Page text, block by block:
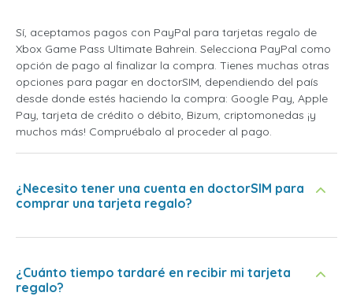
Sí, aceptamos pagos con PayPal para tarjetas regalo de
Xbox Game Pass Ultimate Bahrein. Selecciona PayPal como
opción de pago al finalizar la compra. Tienes muchas otras
opciones para pagar en doctorSIM, dependiendo del país
desde donde estés haciendo la compra: Google Pay, Apple
Pay, tarjeta de crédito o débito, Bizum, criptomonedas ¡y
muchos más! Compruébalo al proceder al pago.
¿Necesito tener una cuenta en doctorSIM para
comprar una tarjeta regalo?
¿Cuánto tiempo tardaré en recibir mi tarjeta
regalo?